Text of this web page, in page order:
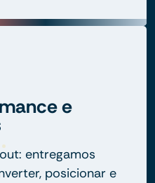
e
entregamos
posicionar e